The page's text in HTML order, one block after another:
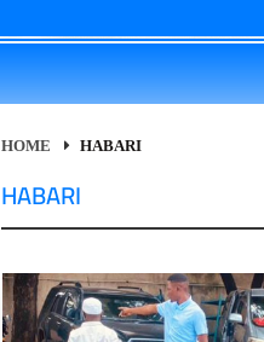
HOME HABARI
HABARI